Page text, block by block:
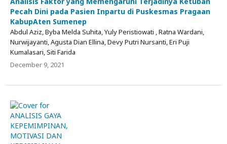
Pecah Dini pada Pasien Inpartu di Puskesmas Pragaan
KabupAten Sumenep
Abdul Aziz, Byba Melda Suhita, Yuly Peristiowati , Ratna Wardani,
Nurwijayanti, Agusta Dian Ellina, Devy Putri Nursanti, Eri Puji
Kumalasari, Siti Farida
December 9, 2021